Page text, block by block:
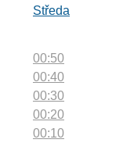
Středa
00:50
00:40
00:30
00:20
00:10